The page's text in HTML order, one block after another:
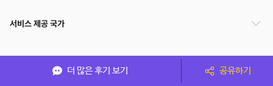
더 많은 후기 보기 공유하기
서비스 제공 국가
(주)NSPACE 사업자정보